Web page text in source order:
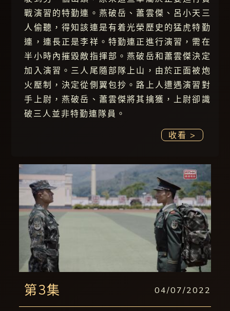
戰演習的特勤連。燕破岳、蕭雲傑、呂小天三
人偷聽，得知該連是有着光榮歷史的猛虎特勤
連，連長正是李祥。特勤連正進行演習，需在
半小時內摧毀敵指揮部。燕破岳和蕭雲傑決定
加入演習。三人尾隨部隊上山，由於正面被炮
火壓制，決定從側翼包抄。路上人遭遇演習對
手上尉，燕破岳、蕭雲傑將其擒獲，上尉卻識
破三人並非特勤連隊員。
收看 >
第3集 04/07/2022